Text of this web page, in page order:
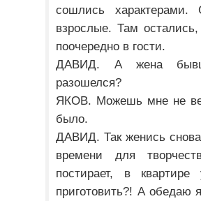
сошлись
взрослые. Там
поочередно в гости.
ДАВИД. А жена
разошелся?
ЯКОВ. Можешь мне не
было.
ДАВИД. Так женись
времени для
постирает, в
приготовить?! А обедаю